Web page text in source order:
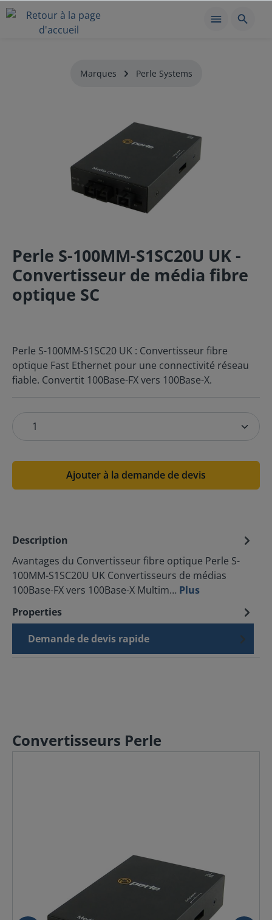
Marques Perle Systems
Perle S-100MM-S1SC20U UK -
Convertisseur de média fibre
optique SC
Perle S-100MM-S1SC20 UK : Convertisseur fibre
optique Fast Ethernet pour une connectivité réseau
fiable. Convertit 100Base-FX vers 100Base-X.
Ajouter à la demande de devis
Description
Avantages du Convertisseur fibre optique Perle S-
100MM-S1SC20U UK Convertisseurs de médias
100Base-FX vers 100Base-X Multim… Plus
Properties
Demande de devis rapide
Convertisseurs Perle